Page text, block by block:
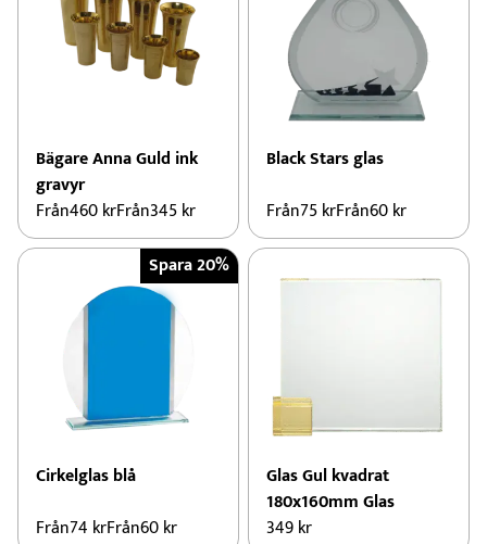
Bägare Anna Guld ink
gravyr
Från460krFrån345kr
Black Stars glas
Från75krFrån60kr
Spara 20%
Cirkelglas blå
Från74 krFrån60kr
Glas Gul kvadrat
180x160mm Glas
349kr